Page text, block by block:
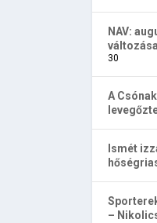
NAV:
30
A
Ismét
–